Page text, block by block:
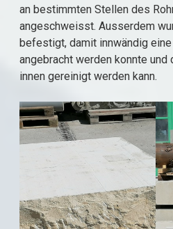
an bestimmten Stellen des
angeschweisst. Ausserdem
befestigt, damit innwändig
angebracht werden konnte
innen gereinigt werden kann.